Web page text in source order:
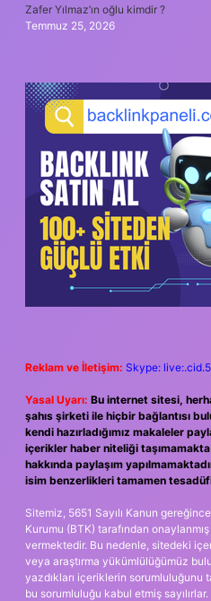
Zafer Yılmaz’ın oğlu kimdir ?
Temmuz 25, 2026
Reklam ve İletişim: Skype:
Yasal Uyarı: Bu internet sitesi,
şahıs şirketi ile hiçbir bağlantısı
kendi hazırladığımız makaleler
içerikler haber niteliği
hakkında paylaşım
isim benzerlikleri tamamen
Sitemiz, 5651 Sayılı Kanun
Kurumu (BTK) tarafından
vermektedir. Bu nedenle, sitedeki
veya araştırma yükümlülüğümüz
yazdıkları içeriklerin sorumluluğunu
bu sorumluluğu kabul etmiş sayılırlar.